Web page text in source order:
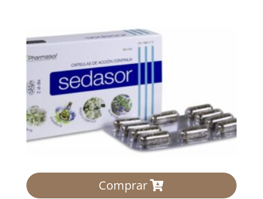
Comprar